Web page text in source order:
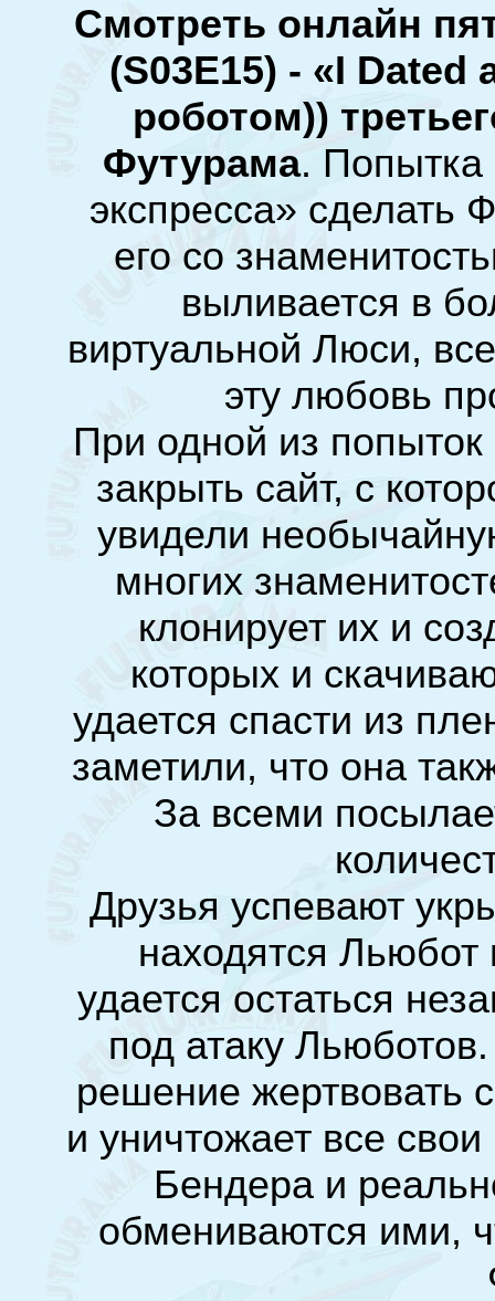
Смотреть онлайн
(S03E15) - «I Dated
роботом))
Футурама. Попытка
экспресса» сделать
его со
выливается в
виртуальной Люси,
эту любовь
При одной из
закрыть сайт, с
увидели
многих
клонирует их и
которых и
удается спасти из
заметили, что она
За всеми
Друзья успевают
находятся
удается остаться
под атаку
решение жертвовать
и уничтожает все
Бендера и
обмениваются ими,